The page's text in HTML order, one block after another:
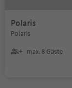
Polaris
Polaris
max. 8 Gäste